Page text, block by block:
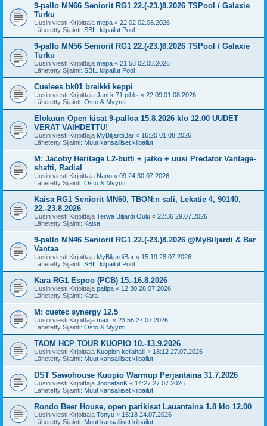
9-pallo MN66 Seniorit RG1 22.(-23.)8.2026 TSPool / Galaxie
Turku
Uusin viesti Kirjoittaja mepa « 22:02 02.08.2026
Lähetetty Sijainti: SBIL kilpailut Pool
9-pallo MN56 Seniorit RG1 22.(-23.)8.2026 TSPool / Galaxie
Turku
Uusin viesti Kirjoittaja mepa « 21:58 02.08.2026
Lähetetty Sijainti: SBIL kilpailut Pool
Cuelees bk01 breikki keppi
Uusin viesti Kirjoittaja Jani k 71 pihlis « 22:09 01.08.2026
Lähetetty Sijainti: Osto & Myynti
Elokuun Open kisat 9-palloa 15.8.2026 klo 12.00 UUDET
VERAT VAIHDETTU!
Uusin viesti Kirjoittaja MyBiljardiBar « 16:20 01.08.2026
Lähetetty Sijainti: Muut kansalliset kilpailut
M: Jacoby Heritage L2-butti + jatko + uusi Predator Vantage-
shafti, Radial
Uusin viesti Kirjoittaja Nano « 09:24 30.07.2026
Lähetetty Sijainti: Osto & Myynti
Kaisa RG1 Seniorit MN60, TBON:n sali, Lekatie 4, 90140,
22.-23.8.2026
Uusin viesti Kirjoittaja Terwa Biljardi Oulu « 22:36 29.07.2026
Lähetetty Sijainti: Kaisa
9-pallo MN46 Seniorit RG1 22.(-23.)8.2026 @MyBiljardi & Bar
Vantaa
Uusin viesti Kirjoittaja MyBiljardiBar « 15:19 28.07.2026
Lähetetty Sijainti: SBIL kilpailut Pool
Kara RG1 Espoo (PCB) 15.-16.8.2026
Uusin viesti Kirjoittaja pafipa « 12:30 28.07.2026
Lähetetty Sijainti: Kara
M: cuetec synergy 12.5
Uusin viesti Kirjoittaja maxf « 23:55 27.07.2026
Lähetetty Sijainti: Osto & Myynti
TAOM HCP TOUR KUOPIO 10.-13.9.2026
Uusin viesti Kirjoittaja Kuopion keilahalli « 18:12 27.07.2026
Lähetetty Sijainti: Muut kansalliset kilpailut
DST Sawohouse Kuopio Warmup Perjantaina 31.7.2026
Uusin viesti Kirjoittaja JoonatanK « 14:27 27.07.2026
Lähetetty Sijainti: Muut kansalliset kilpailut
Rondo Beer House, open parikisat Lauantaina 1.8 klo 12.00
Uusin viesti Kirjoittaja Tonyu « 15:18 24.07.2026
Lähetetty Sijainti: Muut kansalliset kilpailut